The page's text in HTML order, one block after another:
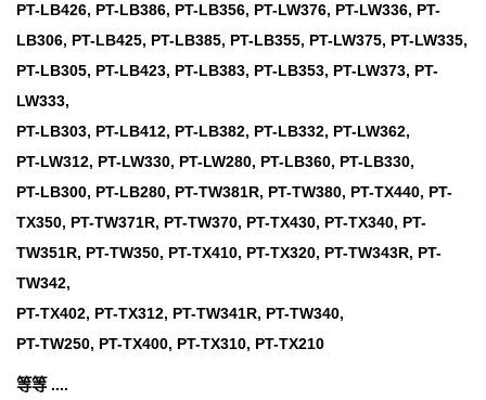
PT-LB426, PT-LB386, PT-LB356, PT-LW376, PT-LW336, PT-
LB306, PT-LB425, PT-LB385, PT-LB355, PT-LW375, PT-LW335,
PT-LB305, PT-LB423, PT-LB383, PT-LB353, PT-LW373, PT-
LW333,
PT-LB303, PT-LB412, PT-LB382, PT-LB332, PT-LW362,
PT-LW312, PT-LW330, PT-LW280, PT-LB360, PT-LB330,
PT-LB300, PT-LB280, PT-TW381R, PT-TW380, PT-TX440, PT-
TX350, PT-TW371R, PT-TW370, PT-TX430, PT-TX340, PT-
TW351R, PT-TW350, PT-TX410, PT-TX320, PT-TW343R, PT-
TW342,
PT-TX402, PT-TX312, PT-TW341R, PT-TW340,
PT-TW250, PT-TX400, PT-TX310, PT-TX210
等等 ....